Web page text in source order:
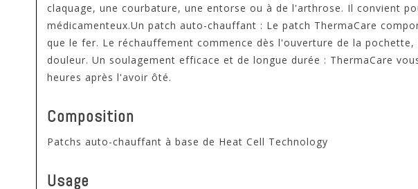
claquage, une courbature, une entorse ou à de l'arthrose. Il convient
médicamenteux.Un patch auto-chauffant : Le patch ThermaCare
que le fer. Le réchauffement commence dès l'ouverture de la
douleur. Un soulagement efficace et de longue durée : ThermaCare
heures après l'avoir ôté.
Composition
Patchs auto-chauffant à base de Heat Cell Technology
Usage